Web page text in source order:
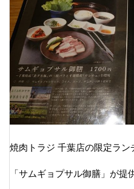
焼肉トラジ 千葉店の限定ラン
「サムギョプサル御膳」が提